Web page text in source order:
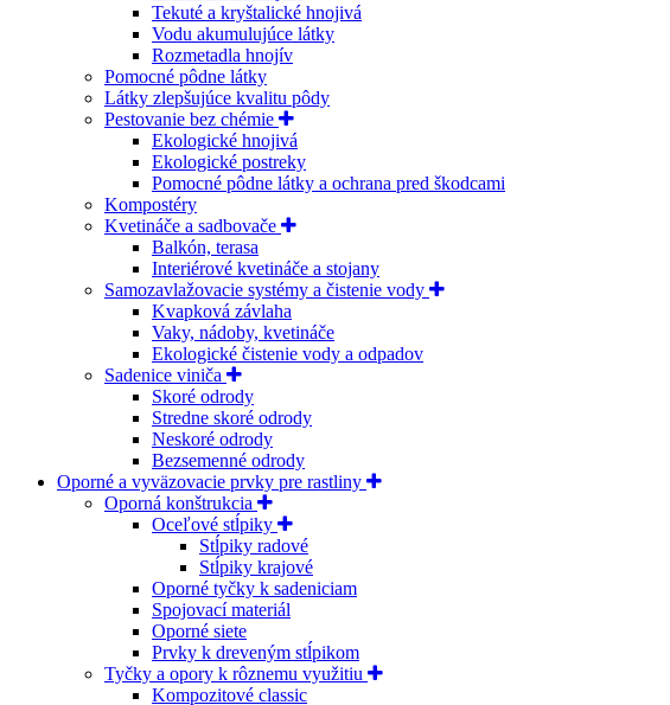
Tekuté a kryštalické hnojivá
Vodu akumulujúce látky
Rozmetadla hnojív
Pomocné pôdne látky
Látky zlepšujúce kvalitu pôdy
Pestovanie bez chémie
Ekologické hnojivá
Ekologické postreky
Pomocné pôdne látky a ochrana pred škodcami
Kompostéry
Kvetináče a sadbovače
Balkón, terasa
Interiérové kvetináče a stojany
Samozavlažovacie systémy a čistenie vody
Kvapková závlaha
Vaky, nádoby, kvetináče
Ekologické čistenie vody a odpadov
Sadenice viniča
Skoré odrody
Stredne skoré odrody
Neskoré odrody
Bezsemenné odrody
Oporné a vyväzovacie prvky pre rastliny
Oporná konštrukcia
Oceľové stĺpiky
Stĺpiky radové
Stĺpiky krajové
Oporné tyčky k sadeniciam
Spojovací materiál
Oporné siete
Prvky k dreveným stĺpikom
Tyčky a opory k rôznemu využitiu
Kompozitové classic